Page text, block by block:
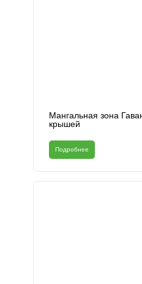
Мангальная зона
крышей
Подробнее